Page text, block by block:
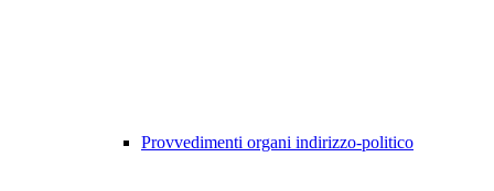
Provvedimenti organi indirizzo-politico